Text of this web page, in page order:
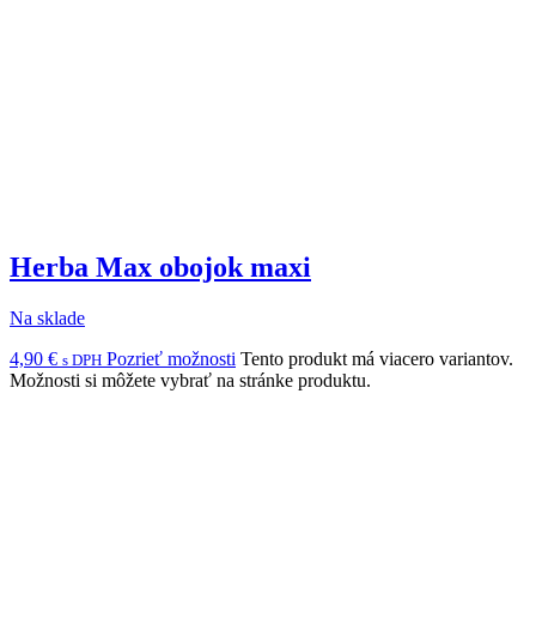
Herba Max obojok maxi
Na sklade
4,90 € s DPH Pozrieť možnosti Tento produkt má viacero variantov.
Možnosti si môžete vybrať na stránke produktu.